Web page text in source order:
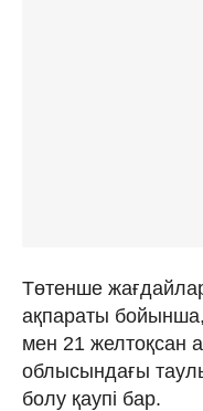
Төтенше жағдайлар
ақпараты
мен 21 желтоқсан
облысындағы
болу қаупі бар.